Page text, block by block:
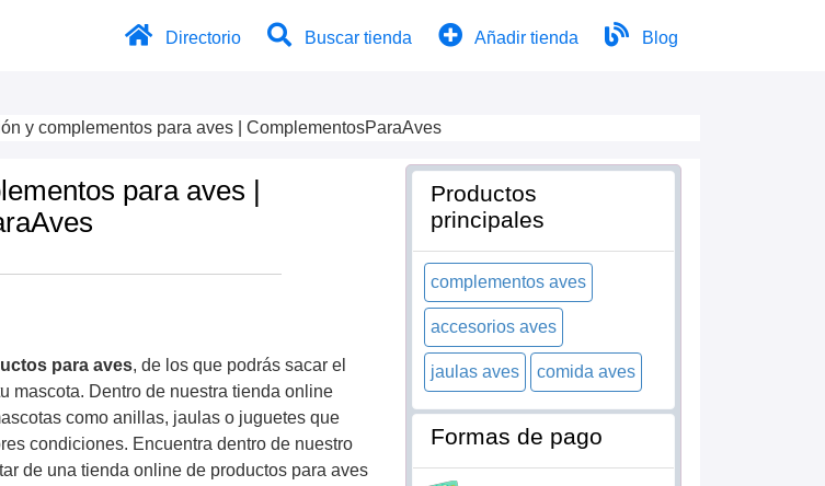
Directorio Buscar tienda Añadir tienda Blog
y complementos para aves | ComplementosParaAves
para aves |
para aves, de los que podrás sacar el
mascota. Dentro de nuestra tienda online
como anillas, jaulas o juguetes que
condiciones. Encuentra dentro de nuestro
de una tienda online de productos para aves
Productos
principales
complementos aves
accesorios aves
jaulas aves comida aves
Formas de pago